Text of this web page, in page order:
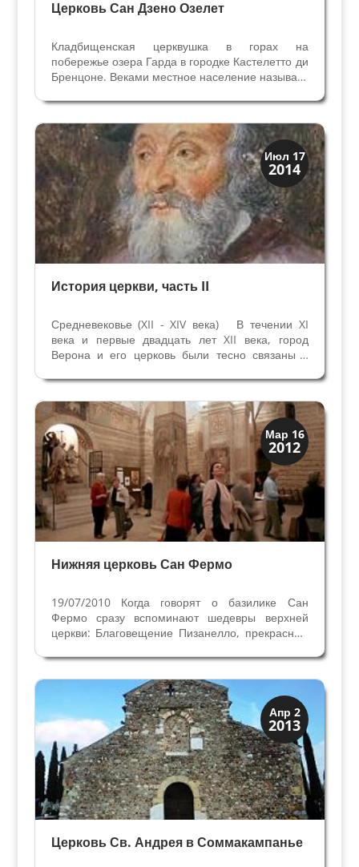
Церковь Сан Дзено Озелет
Кладбищенская церквушка в горах на
побережье озера Гарда в городке Кастелетто ди
Бренцоне. Веками местное население называет
церковь посвящена Иоанну Крестителю. Озелет
на местном диалекте значит «петушок», так
прозвали церковь...
Июл 17
2014
Верона
Средневековая
История церкви, часть II
Средневековье (XII - XIV века) В течении XI
века и первые двадцать лет XII века, город
Верона и его церковь были тесно связаны с
Германии. Они влияли на назначение
Епископов города, поэтому с огромными
трудностями...
Мар 16
2012
Скрытая Верона
Церкви
Нижняя церковь Сан Фермо
19/07/2010 Когда говорят о базилике Сан
Фермо сразу вспоминают шедевры верхней
церкви: Благовещение Пизанелло, прекрасный
группу Оплакивание Христа. В то же время в
нижней церкви сохранился оригинальный дух
древности и...
Апр 2
2013
Скрытая Верона
Церкви
Церковь Св. Андрея в Соммакампанье